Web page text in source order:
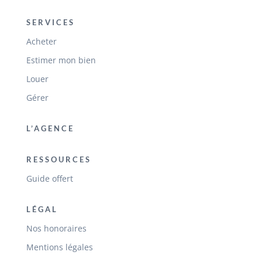
SERVICES
Acheter
Estimer mon bien
Louer
Gérer
L’AGENCE
RESSOURCES
Guide offert
LÉGAL
Nos honoraires
Mentions légales